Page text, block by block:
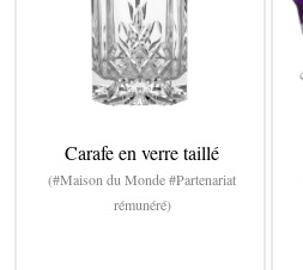
Carafe en verre taillé
(#Maison du Monde #Partenariat
rémunéré)